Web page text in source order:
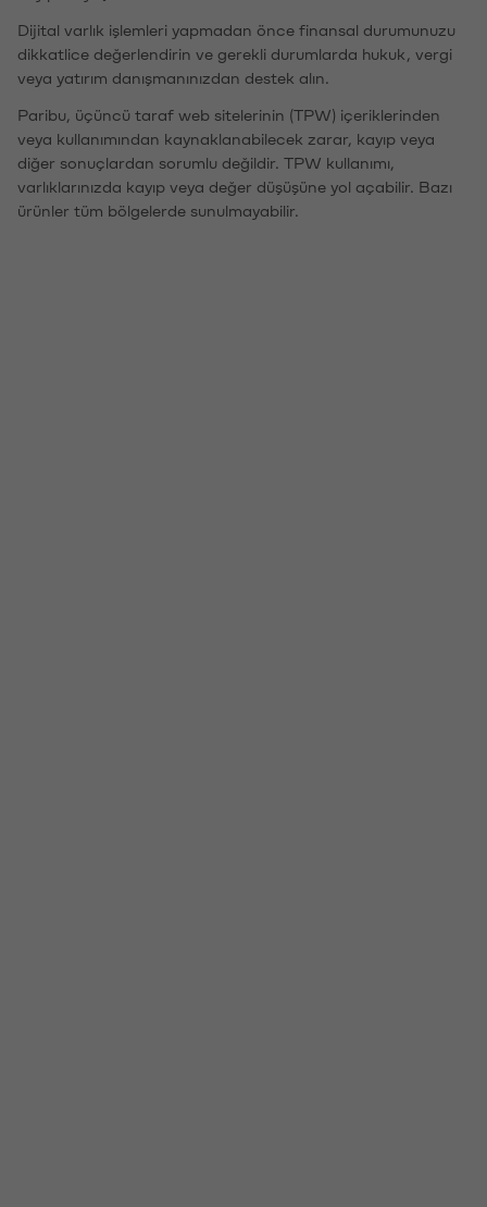
Dijital varlık işlemleri yapmadan önce finansal durumunuzu
dikkatlice değerlendirin ve gerekli durumlarda hukuk, vergi
veya yatırım danışmanınızdan destek alın.
Paribu, üçüncü taraf web sitelerinin (TPW) içeriklerinden
veya kullanımından kaynaklanabilecek zarar, kayıp veya
diğer sonuçlardan sorumlu değildir. TPW kullanımı,
varlıklarınızda kayıp veya değer düşüşüne yol açabilir. Bazı
ürünler tüm bölgelerde sunulmayabilir.